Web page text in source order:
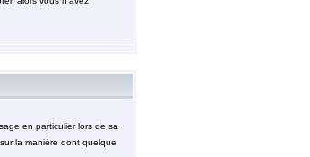
en particulier lors de sa
la manière dont quelque